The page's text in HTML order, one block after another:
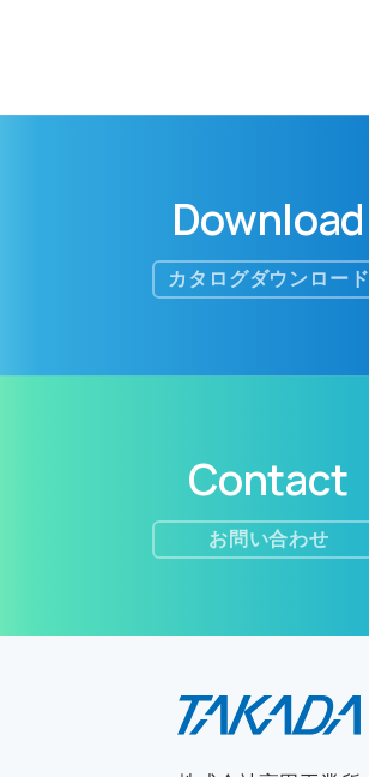
Download
カタログダウンロード
Contact
お問い合わせ